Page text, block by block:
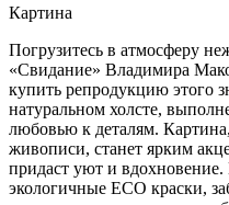
Картина
Погрузитесь в атмосферу
«Свидание» Владимира
купить репродукцию этого
натуральном холсте,
любовью к деталям.
живописи, станет ярким
придаст уют и
экологичные ECO краски,